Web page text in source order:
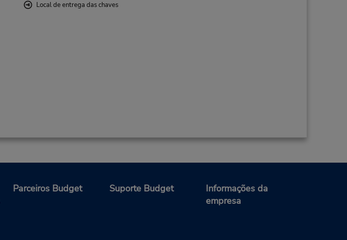
Local de entrega das chaves
Parceiros Budget Suporte Budget
Informações da
empresa